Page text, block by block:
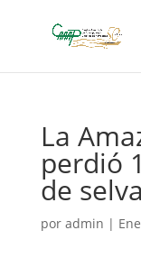
La
perdió
de
por admin |